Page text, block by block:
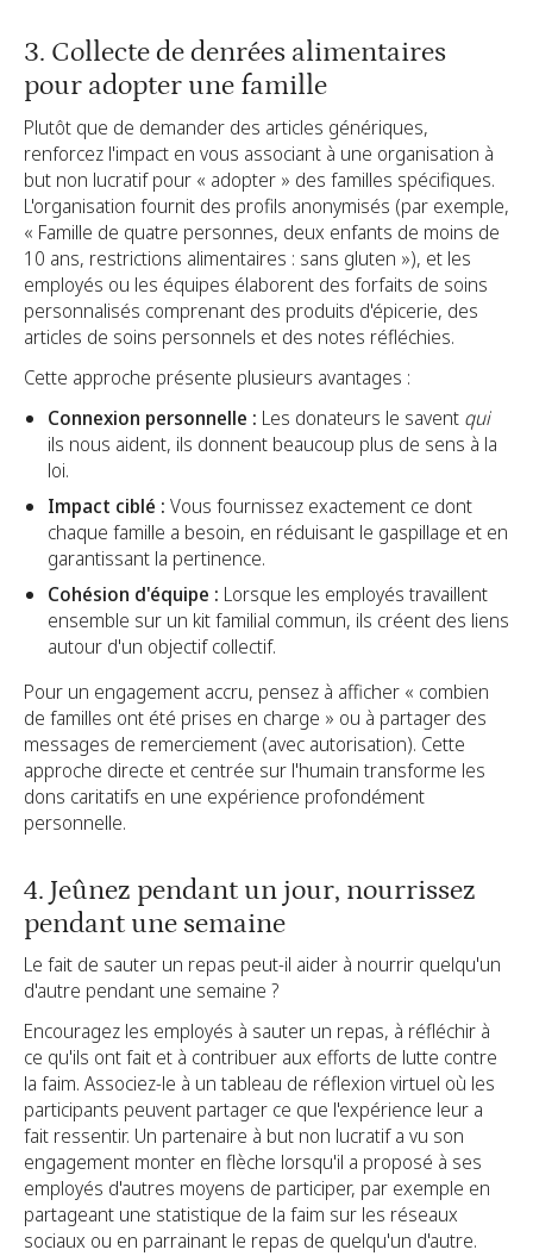
3. Collecte de denrées alimentaires
pour adopter une famille
Plutôt que de demander des articles génériques,
renforcez l'impact en vous associant à une organisation à
but non lucratif pour « adopter » des familles spécifiques.
L'organisation fournit des profils anonymisés (par exemple,
« Famille de quatre personnes, deux enfants de moins de
10 ans, restrictions alimentaires : sans gluten »), et les
employés ou les équipes élaborent des forfaits de soins
personnalisés comprenant des produits d'épicerie, des
articles de soins personnels et des notes réfléchies.
Cette approche présente plusieurs avantages :
Connexion personnelle : Les donateurs le savent qui
ils nous aident, ils donnent beaucoup plus de sens à la
loi.
Impact ciblé : Vous fournissez exactement ce dont
chaque famille a besoin, en réduisant le gaspillage et en
garantissant la pertinence.
Cohésion d'équipe : Lorsque les employés travaillent
ensemble sur un kit familial commun, ils créent des liens
autour d'un objectif collectif.
Pour un engagement accru, pensez à afficher « combien
de familles ont été prises en charge » ou à partager des
messages de remerciement (avec autorisation). Cette
approche directe et centrée sur l'humain transforme les
dons caritatifs en une expérience profondément
personnelle.
4. Jeûnez pendant un jour, nourrissez
pendant une semaine
Le fait de sauter un repas peut-il aider à nourrir quelqu'un
d'autre pendant une semaine ?
Encouragez les employés à sauter un repas, à réfléchir à
ce qu'ils ont fait et à contribuer aux efforts de lutte contre
la faim. Associez-le à un tableau de réflexion virtuel où les
participants peuvent partager ce que l'expérience leur a
fait ressentir. Un partenaire à but non lucratif a vu son
engagement monter en flèche lorsqu'il a proposé à ses
employés d'autres moyens de participer, par exemple en
partageant une statistique de la faim sur les réseaux
sociaux ou en parrainant le repas de quelqu'un d'autre.